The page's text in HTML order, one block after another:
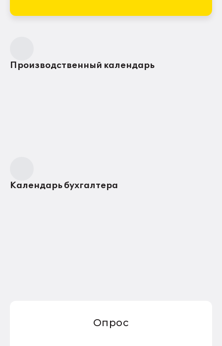
Производственный календарь
Календарь бухгалтера
Опрос